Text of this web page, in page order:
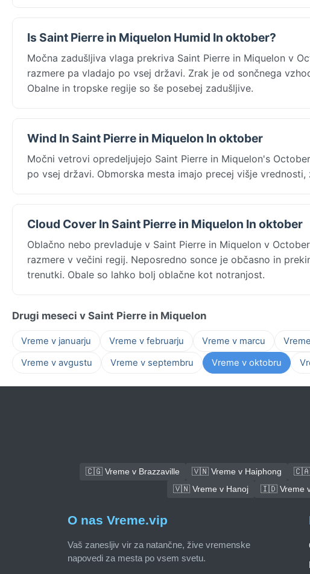
Is Saint Pierre in Miquelon Humid In oktober?
Močna zadušljiva vlaga prekriva Saint Pierre in Miquelon v
razmere pa vladajo po vsej državi. Zrak je od sončnega
Obalne in tropske regije so še posebej zadušljive.
Wind In Saint Pierre in Miquelon In oktober
Močni vetrovi opredeljujejo Saint Pierre in Miquelon's
po vsej državi. Obmorska mesta imajo precej višje vrednosti,
Cloud Cover In Saint Pierre in Miquelon In oktober
Oblačno nebo prevladuje v Saint Pierre in Miquelon v
razmere v večini regij. Neposredno sonce je občasno in
trenutki. Obale so lahko bolj oblačne kot notranjost.
Drugi meseci v Saint Pierre in Miquelon
Vreme v januarju Vreme v februarju Vreme v marcu
Vreme v avgustu
Vreme v septembru Vreme v oktobru
🇨🇬 Vreme v Brazzaville 🇻🇳 Vreme v Haiphong 🇨🇦
🇻🇳 Vreme v Hanoj
🇮🇩 Vreme
O nas Vreme.vip
Vaš zanesljiv vir za natančne, žive vremenske
napovedi za mesta po vsem svetu.